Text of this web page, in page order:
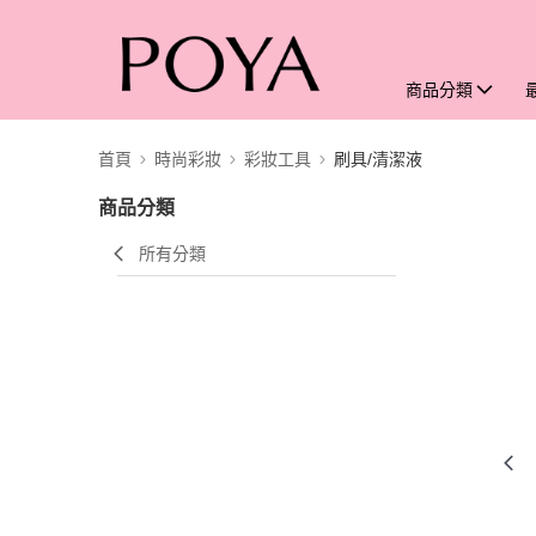
商品分類
首頁 時尚彩妝 彩妝工具 刷具/清潔液
商品分類
所有分類